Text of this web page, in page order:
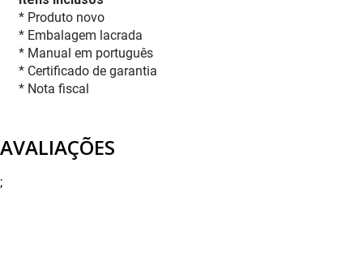
* Produto novo
* Embalagem lacrada
* Manual em português
* Certificado de garantia
* Nota fiscal
AVALIAÇÕES
;